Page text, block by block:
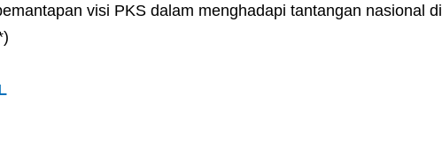
visi PKS dalam menghadapi tantangan nasional di